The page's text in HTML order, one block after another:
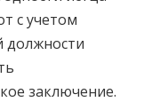
с учетом
должности
заключение.